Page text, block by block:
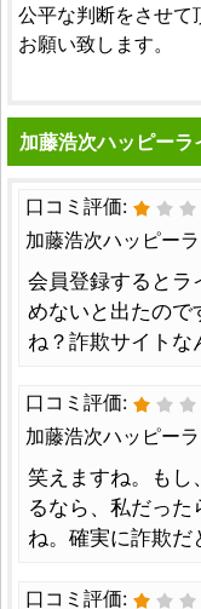
公平な判断をさせて
お願い致します。
加藤浩次ハッピーラ
口コミ評価:
加藤浩次ハッピー
会員登録するとラ
めないと出たので
ね？詐欺サイトな
口コミ評価:
加藤浩次ハッピー
笑えますね。もし
るなら、私だっ
ね。確実に詐欺だ
口コミ評価: